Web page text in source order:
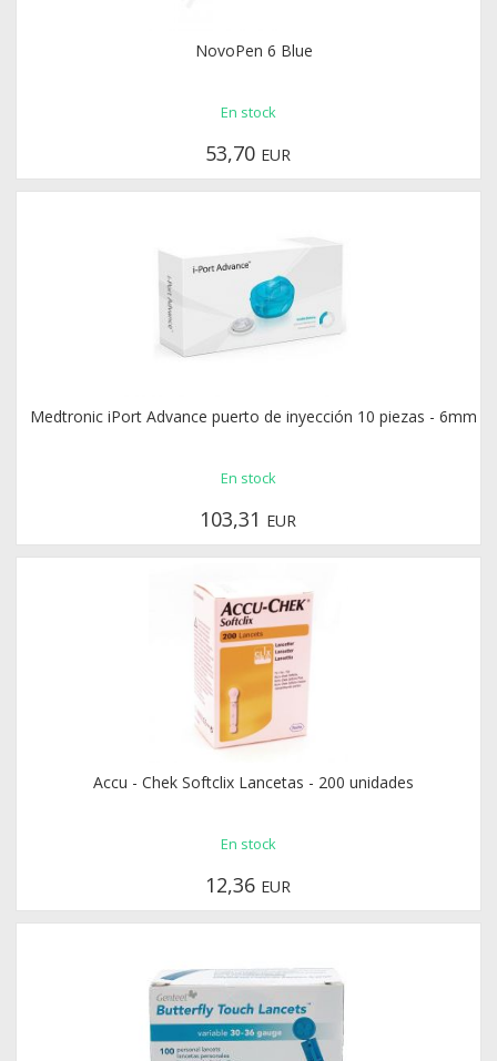
NovoPen 6 Blue
En stock
53,70 EUR
Medtronic iPort Advance puerto de inyección 10 piezas - 6mm
En stock
103,31 EUR
Accu - Chek Softclix Lancetas - 200 unidades
En stock
12,36 EUR